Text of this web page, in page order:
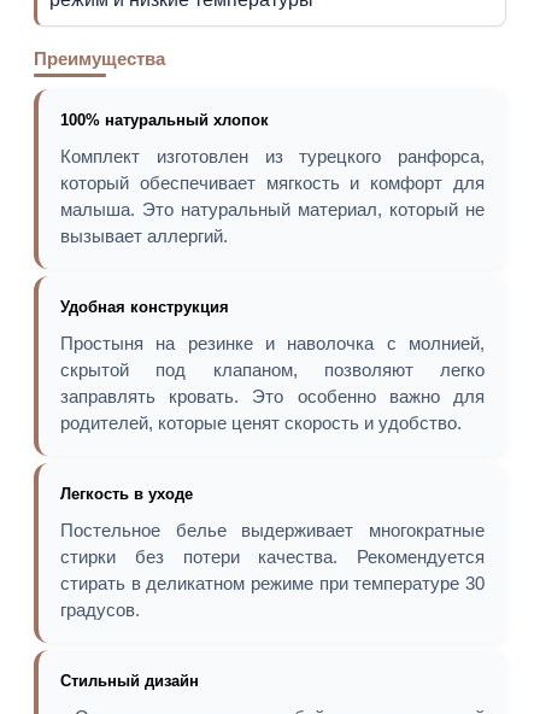
Преимущества
100% натуральный хлопок
Комплект изготовлен из турецкого ранфорса,
который обеспечивает мягкость и комфорт для
малыша. Это натуральный материал, который не
вызывает аллергий.
Удобная конструкция
Простыня на резинке и наволочка с молнией,
скрытой под клапаном, позволяют легко
заправлять кровать. Это особенно важно для
родителей, которые ценят скорость и удобство.
Легкость в уходе
Постельное белье выдерживает многократные
стирки без потери качества. Рекомендуется
стирать в деликатном режиме при температуре 30
градусов.
Стильный дизайн